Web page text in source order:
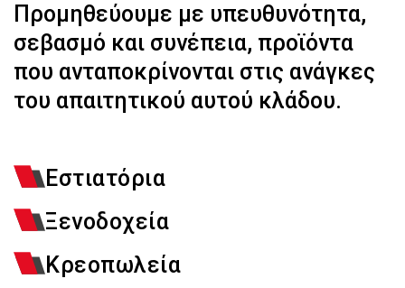
Προμηθεύουμε με υπευθυνότητα,
σεβασμό και συνέπεια, προϊόντα
που ανταποκρίνονται στις ανάγκες
του απαιτητικού αυτού κλάδου.
Εστιατόρια
Ξενοδοχεία
Κρεοπωλεία